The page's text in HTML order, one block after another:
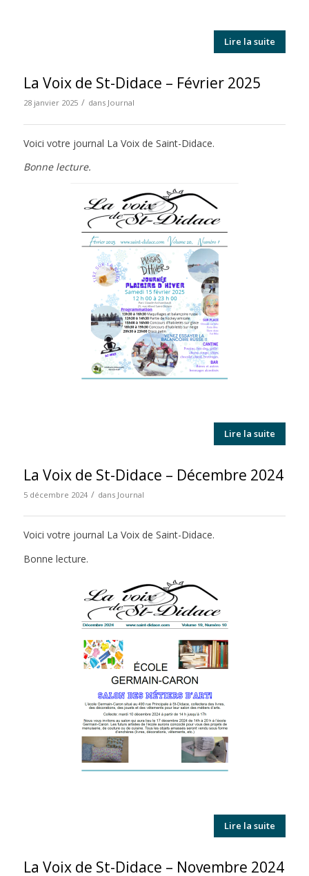
Lire la suite
La Voix de St-Didace – Février 2025
28 janvier 2025 / dans Journal
Voici votre journal La Voix de Saint-Didace.
Bonne lecture.
Lire la suite
La Voix de St-Didace – Décembre 2024
5 décembre 2024 / dans Journal
Voici votre journal La Voix de Saint-Didace.
Bonne lecture.
Lire la suite
La Voix de St-Didace – Novembre 2024